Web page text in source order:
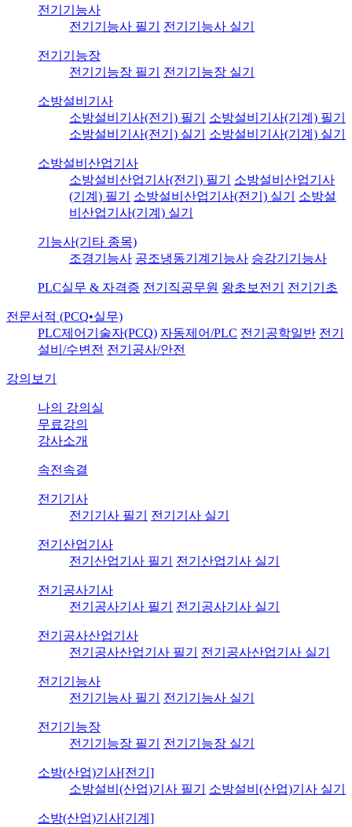
전기기능사
전기기능사 필기
전기기능사 실기
전기기능장
전기기능장 필기
전기기능장 실기
소방설비기사
소방설비기사(전기) 필기
소방설비기사(기계) 필기
소방설비기사(전기) 실기
소방설비기사(기계) 실기
소방설비산업기사
소방설비산업기사(전기) 필기
소방설비산업기사
(기계) 필기
소방설비산업기사(전기) 실기
소방설
비산업기사(기계) 실기
기능사(기타 종목)
조경기능사 공조냉동기계기능사 승강기기능사
PLC실무 & 자격증 전기직공무원 왕초보전기 전기기초
전문서적 (PCQ•실무)
PLC제어기술자(PCQ) 자동제어/PLC 전기공학일반 전기
설비/수변전 전기공사/안전
강의보기
나의 강의실
무료강의
강사소개
속전속결
전기기사
전기기사 필기
전기기사 실기
전기산업기사
전기산업기사 필기
전기산업기사 실기
전기공사기사
전기공사기사 필기
전기공사기사 실기
전기공사산업기사
전기공사산업기사 필기
전기공사산업기사 실기
전기기능사
전기기능사 필기
전기기능사 실기
전기기능장
전기기능장 필기
전기기능장 실기
소방(산업)기사[전기]
소방설비(산업)기사 필기
소방설비(산업)기사 실기
소방(산업)기사[기계]